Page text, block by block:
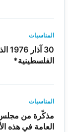
المناسبات
30
الفلسطينية*
المناسبات
مذكّرة من مجلس
العامة في هذه